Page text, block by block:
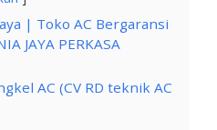
| Toko AC Bergaransi
JAYA PERKASA
AC (CV RD teknik AC